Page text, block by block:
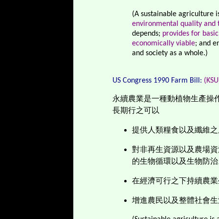
(A sustainable agriculture
environmental quality and
depends; provides for
economically viable; and
and society as a whole.)
US Congress 1990 Farm Bill:
永續農業是一種動植物生產操
長期行之可以
提供人類糧食以及纖維
對非再生資源以及農場
的生物循環以及生物防
在經濟可行之下持續農
增進農民以及整體社會